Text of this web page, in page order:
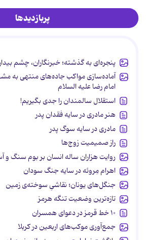
پربازدیدها
پنجره‌ای به گذشته؛ خبرنگاران، چشم
آماده‌سازی مواکب جاده‌های منتهی به
امام رضا علیه السلام
استقلال سالمندان را جدی بگیریم!
هنر مادری در سایه‌ فقدان پدر
مادری در سایه سوگ پدر
راز صمیمیت زوج‌ها
روایت هزاران ساله انسان بر بوم سنگ و
اهرام مِروئه در سایه جنگ سودان
جنگل‌های یونان؛ نقاشیِ سوخته‌ی زمین
تازه‌ترین وضعیت تنگه هرمز
۱۰ خط قرمز در دعوای همسران
جمع‌آوری موکب‌های اربعین در کربلا